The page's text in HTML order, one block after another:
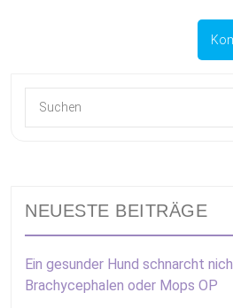
NEUESTE BEITRÄGE
Ein gesunder Hund schnarcht
Brachycephalen oder Mops OP